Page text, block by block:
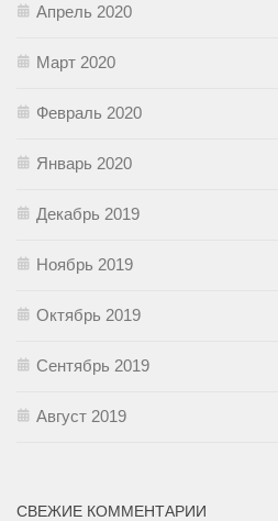
Апрель 2020
Март 2020
Февраль 2020
Январь 2020
Декабрь 2019
Ноябрь 2019
Октябрь 2019
Сентябрь 2019
Август 2019
СВЕЖИЕ КОММЕНТАРИИ